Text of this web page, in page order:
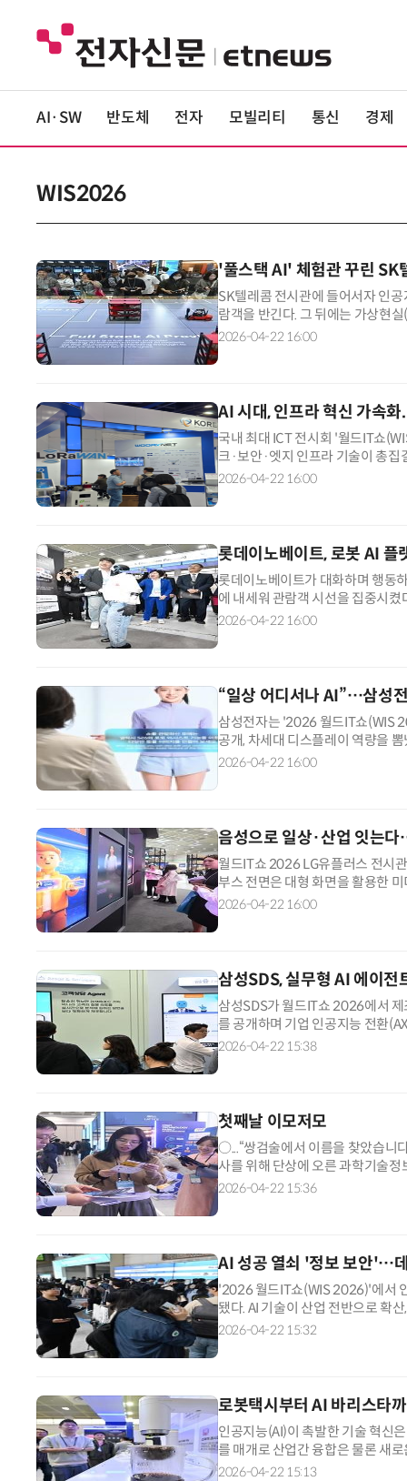
AI·SW 반도체 전자 모빌리티 통신 경제
WIS2026
'풀스택 AI' 체험관 꾸린 SK
SK텔레콤 전시관에 들어서자 인
람객을 반긴다. 그 뒤에는 가상현
상케하는 체험형 시설이 마련됐다
2026-04-22 16:00
AI 시대, 인프라 혁신 가속
국내 최대 ICT 전시회 '월드IT쇼
크·보안·엣지 인프라 기술이 총
은 AI 시대 인프라 전환의 방향성
2026-04-22 16:00
롯데이노베이트, 로봇 AI
롯데이노베이트가 대화하며 행동
에 내세워 관람객 시선을 집중시
봇을 제어하고 다양한 지능형 서
2026-04-22 16:00
“일상 어디서나 AI”…삼성
삼성전자는 '2026 월드IT쇼(WIS
공개, 차세대 디스플레이 역량을
구현한 스페이셜 사이니지가 전시
2026-04-22 16:00
음성으로 일상·산업 잇는
월드IT쇼 2026 LG유플러스 전시
부스 전면은 대형 화면을 활용한
앞세운 '보이스 AI' 메시지를 시각
2026-04-22 16:00
삼성SDS, 실무형 AI 에이
삼성SDS가 월드IT쇼 2026에서
를 공개하며 기업 인공지능 전환
에서 열리는 '2026 월드IT쇼'에 참
2026-04-22 15:38
첫째날 이모저모
○...“쌍검술에서 이름을 찾았습니
사를 위해 단상에 오른 과학기술
쌍검술 실장으로 유명했는데, 이
2026-04-22 15:36
AI 성공 열쇠 '정보 보안'…
'2026 월드IT쇼(WIS 2026)'에서
됐다. AI 기술이 산업 전반으로 확
람객 관심도 집중됐다. 비트라이
2026-04-22 15:32
로봇택시부터 AI 바리스타
인공지능(AI)이 촉발한 기술 혁신
를 매개로 산업간 융합은 물론 새
신의 성과는 우리 삶까지 파고들
2026-04-22 15:13